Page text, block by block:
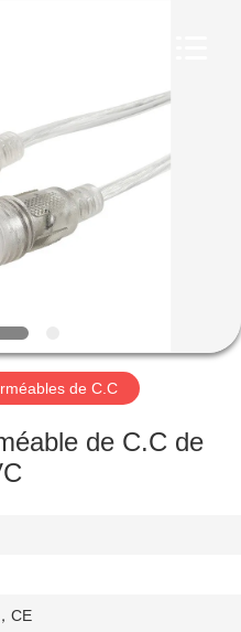
de C.C
de C.C de
CE